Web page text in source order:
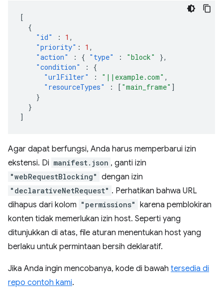
[
{
"id"
: 1 ,
"priority" : 1 ,
"action"
: { "type" : "block"
},
"condition"
:
{
"urlFilter"
: "||example.com" ,
"resourceTypes"
: [ "main_frame" ]
}
}
]
Agar dapat berfungsi, Anda harus memperbarui izin
ekstensi. Di manifest.json , ganti izin
"webRequestBlocking" dengan izin
"declarativeNetRequest" . Perhatikan bahwa URL
dihapus dari kolom "permissions" karena pemblokiran
konten tidak memerlukan izin host. Seperti yang
ditunjukkan di atas, file aturan menentukan host yang
berlaku untuk permintaan bersih deklaratif.
Jika Anda ingin mencobanya, kode di bawah tersedia di
repo contoh kami.